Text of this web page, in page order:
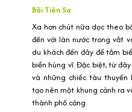
Bãi Tiên Sa
Xa hơn chút nữa dọc theo
đến với làn nước trong vắt
du khách đến đây để tắm
biển hùng vĩ. Đặc biệt, từ
và những chiếc tàu
tạo nên một khung cảnh ra
thành phố cảng.